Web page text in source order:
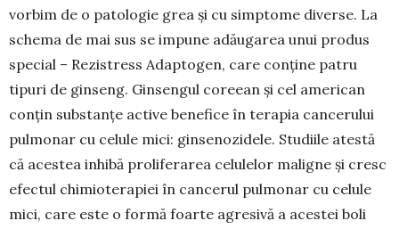
vorbim de o patologie grea și cu simp­tome diverse. La
schema de mai sus se impune adă­u­garea unui produs
special – Rezistress Adap­to­gen, care conține patru
tipuri de ginseng. Gin­sengul coreean și cel american
conțin substanțe ac­tive benefice în terapia cancerului
pulmonar cu ce­lule mici: ginsenozidele. Studiile atestă
că acestea in­hibă proliferarea celulelor maligne și cresc
efec­tul chimioterapiei în cancerul pulmonar cu celule
mici, care este o formă foarte agresivă a acestei boli